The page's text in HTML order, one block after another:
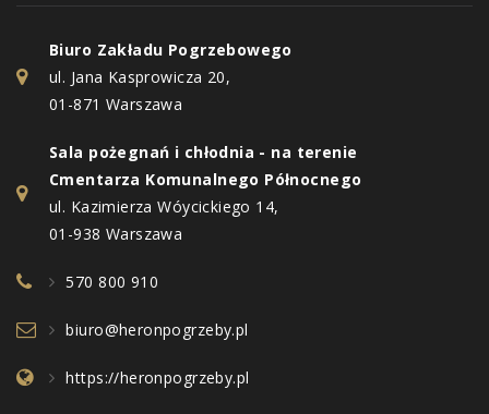
Biuro Zakładu Pogrzebowego
ul. Jana Kasprowicza 20,
01-871 Warszawa
Sala pożegnań i chłodnia - na terenie
Cmentarza Komunalnego Północnego
ul. Kazimierza Wóycickiego 14,
01-938 Warszawa
570 800 910
biuro@heronpogrzeby.pl
https://heronpogrzeby.pl